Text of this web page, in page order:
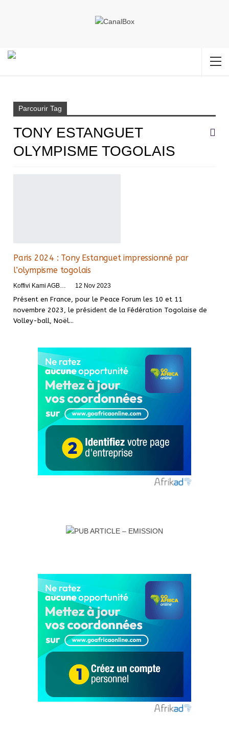
Parcourir Tag
TONY ESTANGUET
OLYMPISME TOGOLAIS
Paris 2024 : Tony Estanguet impressionné par
l’olympisme togolais
12 Nov 2023
Présent en France, pour le Peace Forum les 10 et 11
novembre 2023, le président de la Fédération Togolaise de
Volley-ball, Noël…